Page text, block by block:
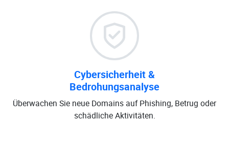
Cybersicherheit &
Bedrohungsanalyse
Überwachen Sie neue Domains auf Phishing, Betrug oder
schädliche Aktivitäten.